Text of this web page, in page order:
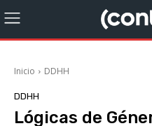
Inicio DDHH
DDHH
Lógicas de